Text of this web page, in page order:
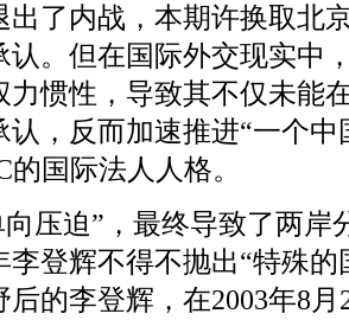
出了内战，本期许换取北
认。但在国际外交现实中
力惯性，导致其不仅未能
认，反而加速推进“一个中
的国际法人人格。
向压迫”，最终导致了两岸
李登辉不得不抛出“特殊
后的李登辉，在2003年8